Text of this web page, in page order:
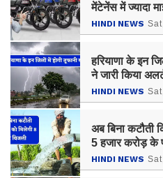
मेंटेनेंस में ज्यादा
रुपये
HINDI NEWS
हरियाणा के इन
ने जारी किया
HINDI NEWS
अब बिना कटौती
5 हजार करोड़ के
HINDI NEWS